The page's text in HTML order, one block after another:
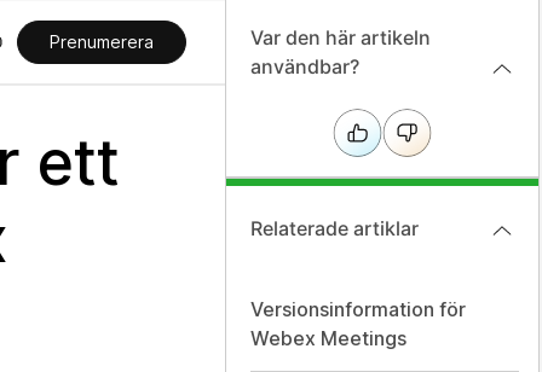
Prenumerera
ett
Var den här artikeln
användbar?
Relaterade artiklar
Versionsinformation för
Webex Meetings